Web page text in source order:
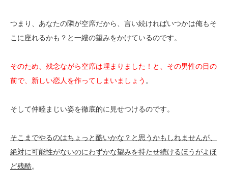
つまり、あなたの隣が空席だから、言い続ければいつかは俺もそ
こに座れるかも？と一縷の望みをかけているのです。
そのため、残念ながら空席は埋まりました！と、その男性の目の
前で、新しい恋人を作ってしまいましょう 。
そして仲睦まじい姿を徹底的に見せつけるのです。
そこまでやるのはちょっと酷いかな？と思うかもしれませんが、
絶対に可能性がないのにわずかな望みを持たせ続けるほうがよほ
ど残酷。